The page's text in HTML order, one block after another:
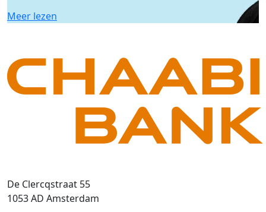
Meer lezen
De Clercqstraat 55
1053 AD Amsterdam